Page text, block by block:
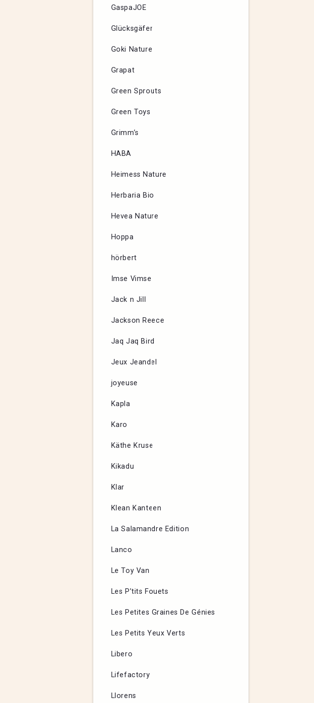
GaspaJOE
Glücksgäfer
Goki Nature
Grapat
Green Sprouts
Green Toys
Grimm’s
HABA
Heimess Nature
Herbaria Bio
Hevea Nature
Hoppa
hörbert
Imse Vimse
Jack n Jill
Jackson Reece
Jaq Jaq Bird
Jeux Jeandel
joyeuse
Kapla
Karo
Käthe Kruse
Kikadu
Klar
Klean Kanteen
La Salamandre Edition
Lanco
Le Toy Van
Les P’tits Fouets
Les Petites Graines De Génies
Les Petits Yeux Verts
Libero
Lifefactory
Llorens